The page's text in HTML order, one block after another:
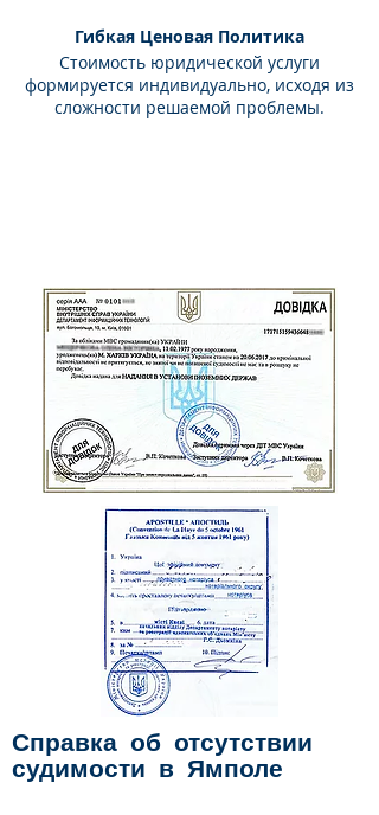
Гибкая Ценовая Политика
Стоимость юридической услуги
формируется индивидуально, исходя из
сложности решаемой проблемы.
Справка об отсутствии
судимости в Ямполе